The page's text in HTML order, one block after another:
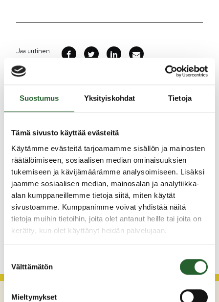
Suostumus Yksityiskohdat Tietoja
Tämä sivusto käyttää evästeitä
Käytämme evästeitä tarjoamamme sisällön ja mainosten
räätälöimiseen, sosiaalisen median ominaisuuksien
tukemiseen ja kävijämäärämme analysoimiseen. Lisäksi
jaamme sosiaalisen median, mainosalan ja analytiikka-
alan kumppaneillemme tietoja siitä, miten käytät
sivustoamme. Kumppanimme voivat yhdistää näitä
tietoja muihin tietoihin, joita olet antanut heille tai joita on
kerätty, kun olet käyttänyt heidän palvelujaan.
valinta
Välttämätön
Mieltymykset
Jaa uutinen
Ajankohtaista
Monitoimitalon kirjasto menee kiinni
perjantaina klo 12.00
3.8.2026
Henkilömuutoksia maaseutuhallinnossa
29.7.2026
Asfaltointityöt taajamassa myöhästyvät